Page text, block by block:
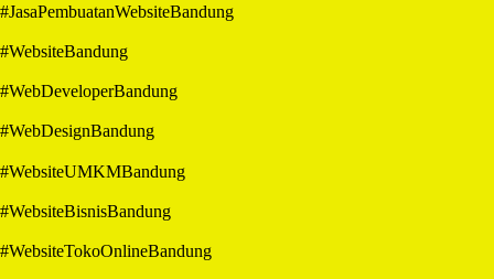
#JasaPembuatanWebsiteBandung
#WebsiteBandung
#WebDeveloperBandung
#WebDesignBandung
#WebsiteUMKMBandung
#WebsiteBisnisBandung
#WebsiteTokoOnlineBandung